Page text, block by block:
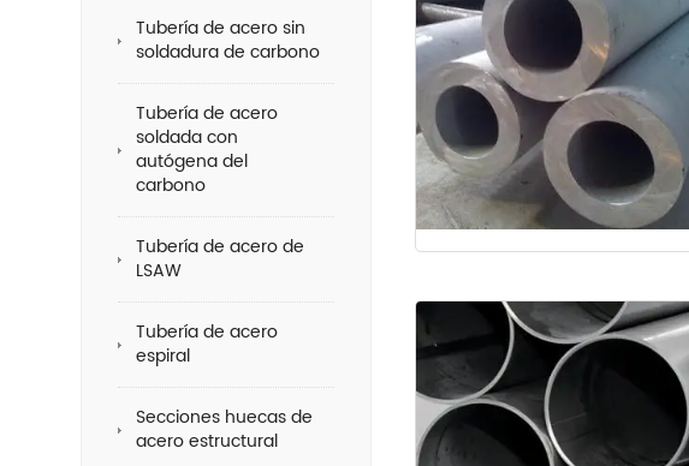
Tubería de acero sin
soldadura de carbono
Tubería de acero
soldada con
autógena del
carbono
Tubería de acero de
LSAW
Tubería de acero
espiral
Secciones huecas de
acero estructural